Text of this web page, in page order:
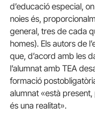
d’educació especial,
noies és,
general, tres de cada
homes). Els autors de
que, d’acord amb les
l’alumnat amb TEA
formació
alumnat «està
és una realitat».